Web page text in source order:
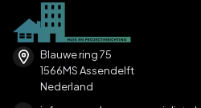
Blauwe ring 75
1566MS Assendelft
Nederland